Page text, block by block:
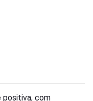
positiva, com